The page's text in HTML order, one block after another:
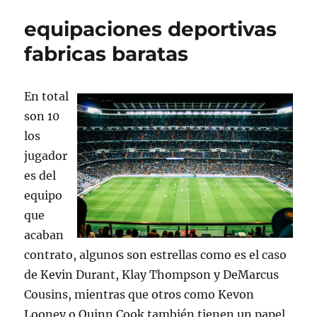
equipaciones deportivas
fabricas baratas
En total
son 10
los
jugador
es del
equipo
que
acaban
contrato, algunos son estrellas como es el caso
de Kevin Durant, Klay Thompson y DeMarcus
Cousins, mientras que otros como Kevon